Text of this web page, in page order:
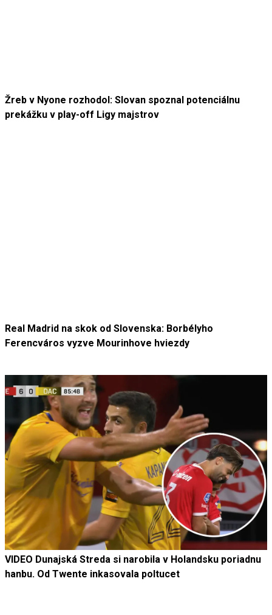
Žreb v Nyone rozhodol: Slovan spoznal potenciálnu
prekážku v play-off Ligy majstrov
Real Madrid na skok od Slovenska: Borbélyho
Ferencváros vyzve Mourinhove hviezdy
VIDEO Dunajská Streda si narobila v Holandsku poriadnu
hanbu. Od Twente inkasovala poltucet